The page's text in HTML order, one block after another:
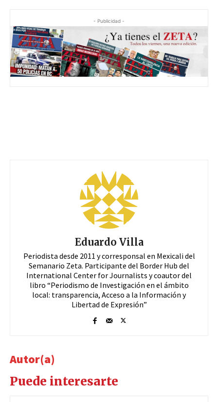
- Publicidad -
Eduardo Villa
Periodista desde 2011 y corresponsal en Mexicali del
Semanario Zeta. Participante del Border Hub del
International Center for Journalists y coautor del
libro “Periodismo de Investigación en el ámbito
local: transparencia, Acceso a la Información y
Libertad de Expresión”
Autor(a)
Puede interesarte